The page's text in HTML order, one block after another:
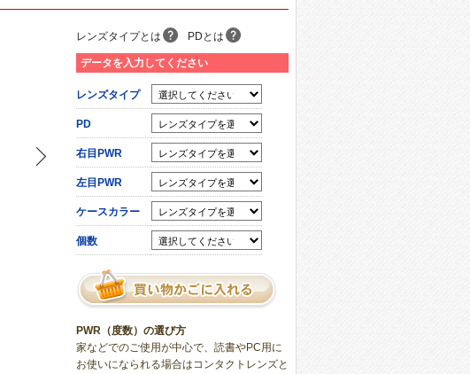
レンズタイプとは PDとは
データを入力してください
レンズタイプ
PD
右目PWR
左目PWR
ケースカラー
個数
PWR（度数）の選び方
家などでのご使用が中心で、読書やPC用に
お使いになられる場合はコンタクトレンズと